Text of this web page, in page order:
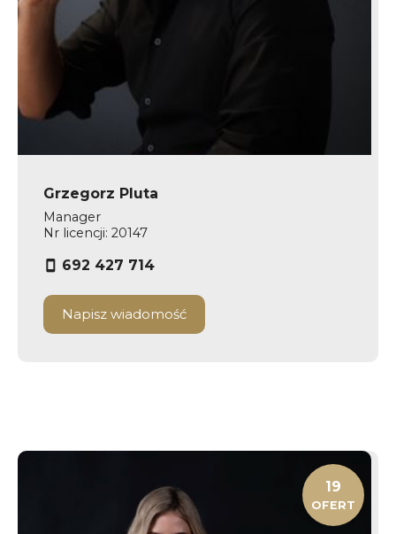
Grzegorz Pluta
Manager
Nr licencji: 20147
692 427 714
Napisz wiadomość
19
OFERT